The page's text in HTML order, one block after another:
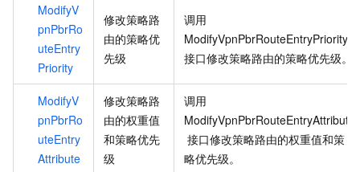
ModifyV
pnPbrRo
uteEntry
Priority
修改策略路
由的策略优
先级
调用
ModifyVpnPbrRouteEntryPriority
接口修改策略路由的策略优先级。
ModifyV
pnPbrRo
uteEntry
Attribute
修改策略路
由的权重值
和策略优先
级
调用
ModifyVpnPbrRouteEntryAttribute
接口修改策略路由的权重值和策
略优先级。